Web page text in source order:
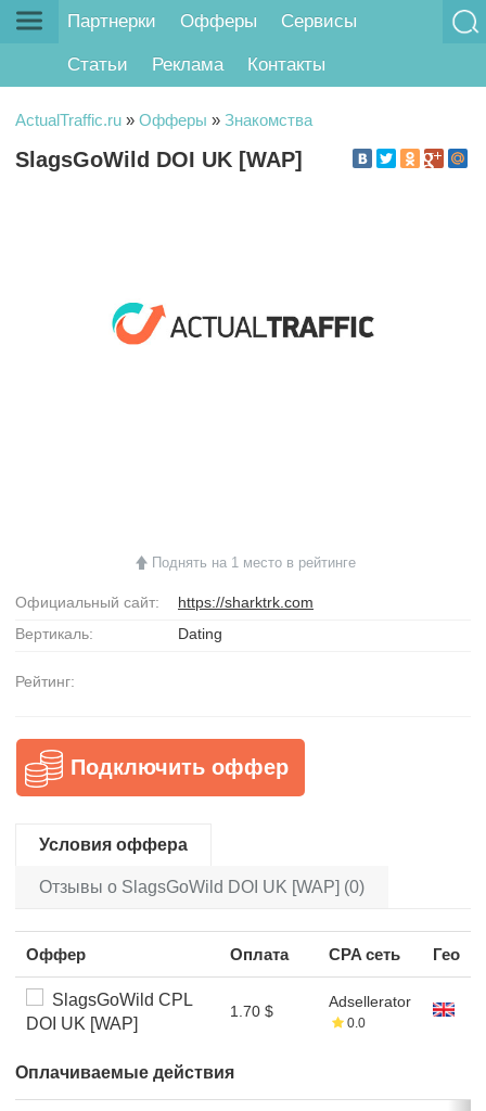
Партнерки Офферы Сервисы
Статьи Реклама Контакты
ActualTraffic.ru » Офферы » Знакомства
SlagsGoWild DOI UK [WAP]
Поднять на 1 место в рейтинге
Официальный сайт:
https://sharktrk.com
Вертикаль:
Dating
Рейтинг:
Подключить оффер
Условия оффера
Отзывы о SlagsGoWild DOI UK [WAP] (0)
Оффер Оплата CPA сеть Гео
SlagsGoWild CPL
DOI UK [WAP]
1.70 $
Adsellerator
0.0
Оплачиваемые действия